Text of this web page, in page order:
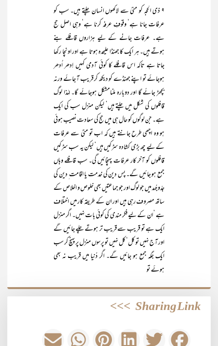
۹ ذی الحجہ کو منیٰ سے لاکھوں انسان چلتے ہیں۔ سب کو
عرفات جانا ہے‘ وقوفِ عرفہ کرنا ہے‘ وہی اصل حج
ہے۔ عرفات جانے کے لیے ہزاروں قافلے بنے
ہوتے ہیں۔ ہر ایک کا جھنڈا علیحدہ ہوتا ہے اور اونچا رکھا
جاتا ہے تاکہ اس قافلے کا کوئی آدمی کہیں اِدھر اُدھر
ہوجائے تو اپنے جھنڈے کو دیکھ کر قریب آ جائے ورنہ
بچھڑ جائے گا اور دوبارہ ملنامشکل ہوجائے گا۔ لہٰذا لوگ
قافلوں کی شکل میں چلتے ہیں‘ لیکن منزل سب کی ایک
ہے۔ جن لوگوں کو حال ہی میں حج کی سعادت نصیب ہوئی
ہو وہ اچھی طرح جانتے ہیں کہ اب تو منیٰ سے عرفات
کے لیے چھ بڑی کشادہ سڑکیں ہیں‘ لیکن یہ سب سڑکیں
قافلوں کو آخر کار عرفات پہنچائیں گی۔ سب قافلے وہاں
جمع ہو جائیں گے۔ پس دین کی خدمت یا اقامت ِ دین کی
جدّوجُہد میں جو لوگ اور جو جماعتیں بھی خلوص و اخلاص کے
ساتھ مصروف رہی ہیں اور ان کے طریقہ کار میں اختلاف
ہے ‘ان کے لیے فکر مندی کی کوئی بات نہیں۔ اگر منزل
ایک ہے تو قریب سے قریب تر ہوتے چلے جائیں گے
اور آج نہیں تو کل‘ کل نہیں تو پرسوں منزل پر پہنچ کر سب
ایک جگہ جمع ہو جائیں گے۔ اگر دُنیا میں قریب نہ بھی
ہوئے تو
Sharing Link
>>>